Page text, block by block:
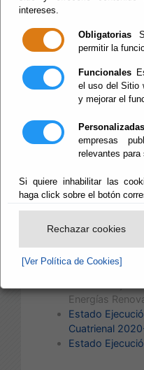
intereses.
Obligatorias
permitir la
Funcionales
el uso del Sitio
y mejorar el
Personalizadas
empresas
relevantes
Si quiere inhabilitar las
haga click sobre el botón
Rechazar cookies
[Ver Política de Cookies]
Planes
Relación de Planes
Estado
2019 (a julio
Estado
Plan de
Plan Integrado
Almanzora y
Plan Integrado
Plan de
Espacios
Energías
Estado
Cuatrienal
Estado